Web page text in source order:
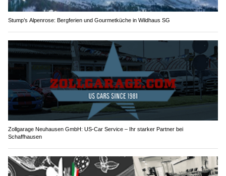
Stump’s Alpenrose: Bergferien und Gourmetküche in Wildhaus SG
Zollgarage Neuhausen GmbH: US-Car Service – Ihr starker Partner bei
Schaffhausen